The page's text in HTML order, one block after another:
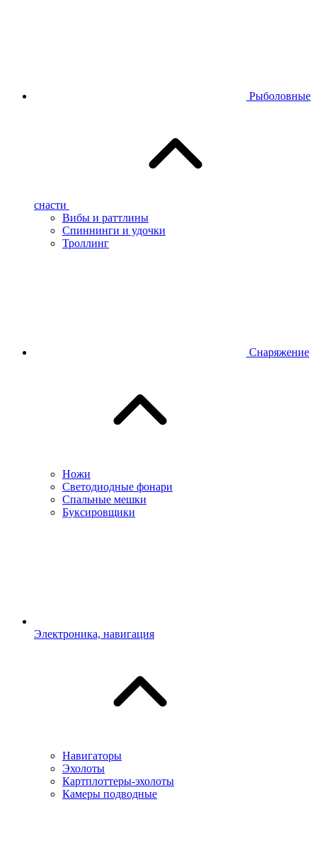
Рыболовные
снасти
Вибы и раттлины
Спиннинги и удочки
Троллинг
Снаряжение
Ножи
Светодиодные фонари
Спальные мешки
Буксировщики
Электроника, навигация
Навигаторы
Эхолоты
Картплоттеры-эхолоты
Камеры подводные